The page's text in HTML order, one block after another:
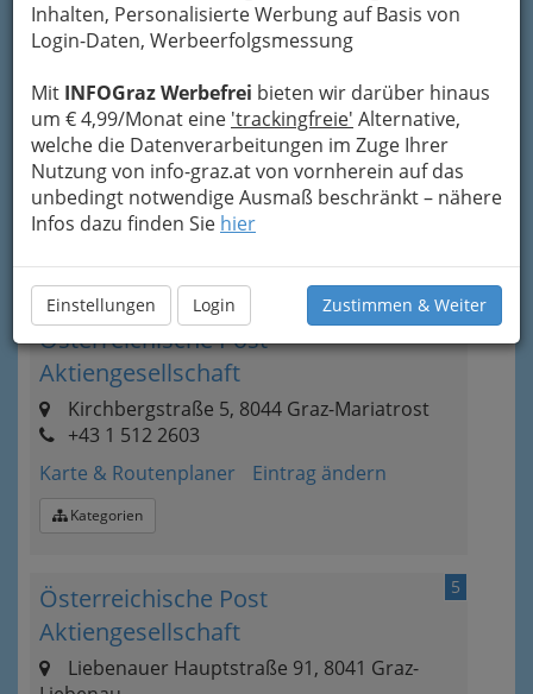
Inhalten, Personalisierte Werbung auf Basis von
Login-Daten, Werbeerfolgsmessung
Mit INFOGraz Werbefrei bieten wir darüber hinaus
um € 4,99/Monat eine 'trackingfreie' Alternative,
welche die Datenverarbeitungen im Zuge Ihrer
Nutzung von info-graz.at von vornherein auf das
unbedingt notwendige Ausmaß beschränkt – nähere
Infos dazu finden Sie hier
Einstellungen Login Zustimmen & Weiter
Österreichische Post
Aktiengesellschaft
Kasernstraße 86, 8041 Graz-Liebenau
+43 1 512 2603
Karte & Routenplaner
Eintrag ändern
4
Österreichische Post
Aktiengesellschaft
Kirchbergstraße 5, 8044 Graz-Mariatrost
+43 1 512 2603
Karte & Routenplaner
Eintrag ändern
Kategorien
5
Österreichische Post
Aktiengesellschaft
Liebenauer Hauptstraße 91, 8041 Graz-